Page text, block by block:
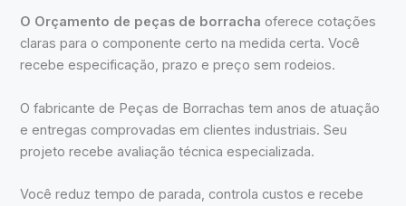
O Orçamento de peças de borracha oferece cotações
claras para o componente certo na medida certa. Você
recebe especificação, prazo e preço sem rodeios.
O fabricante de Peças de Borrachas tem anos de atuação
e entregas comprovadas em clientes industriais. Seu
projeto recebe avaliação técnica especializada.
Você reduz tempo de parada, controla custos e recebe